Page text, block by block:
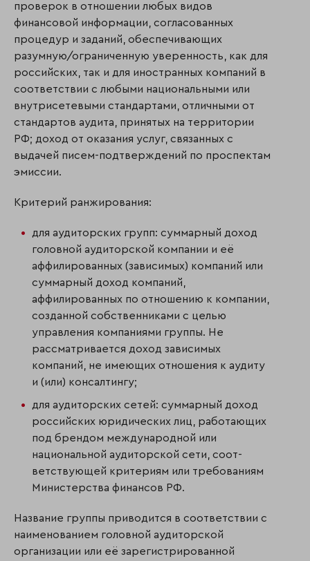
проверок в отношении любых видов
финансовой информации, согласованных
процедур и заданий, обеспечивающих
разумную/ограниченную уверенность, как для
российских, так и для иностранных компаний в
соответствии с любыми националь­ными или
внутрисетевыми стандартами, отличными от
стандартов аудита, принятых на территории
РФ; доход от оказания услуг, связанных с
выдачей писем-подтверждений по проспектам
эмиссии.
Критерий ранжирования:
для аудиторских групп: суммарный доход
головной аудиторской компании и её
аффилированных (зависимых) компаний или
суммарный доход компаний,
аффилированных по отношению к компании,
созданной собственниками с целью
управления компаниями группы. Не
рассматривается доход зависимых
компаний, не имеющих отношения к аудиту
и (или) консалтингу;
для аудиторских сетей: суммарный доход
российских юридических лиц, работающих
под брендом международной или
национальной аудиторской сети, соот­
ветствующей критериям или требованиям
Министерства финансов РФ.
Название группы приводится в соответствии с
наименованием головной аудиторской
организации или её зарегистрированной